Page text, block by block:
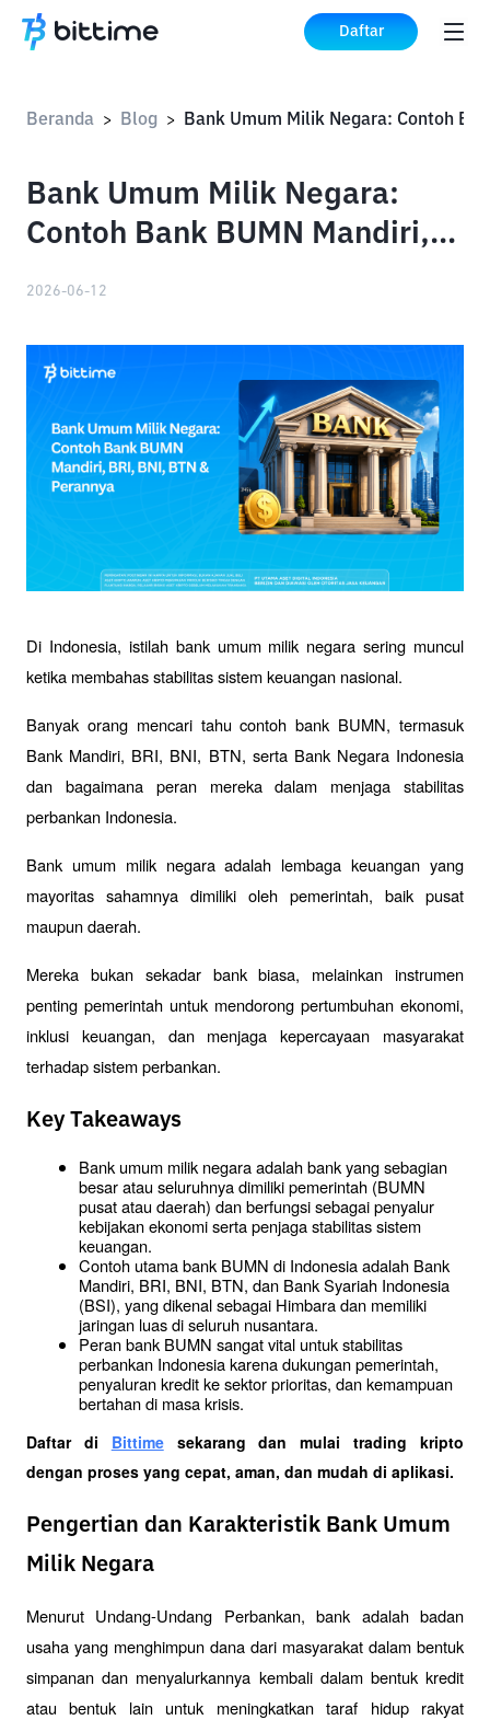
Daftar
Beranda > Blog >
Bank Umum Milik Negara:
Contoh Bank BUMN Mandiri,
2026-06-12
Di Indonesia, istilah bank umum milik negara sering muncul
ketika membahas stabilitas sistem keuangan nasional.
Banyak orang mencari tahu contoh bank BUMN, termasuk
Bank Mandiri, BRI, BNI, BTN, serta Bank Negara Indonesia
dan bagaimana peran mereka dalam menjaga stabilitas
perbankan Indonesia.
Bank umum milik negara adalah lembaga keuangan yang
mayoritas sahamnya dimiliki oleh pemerintah, baik pusat
maupun daerah.
Mereka bukan sekadar bank biasa, melainkan instrumen
penting pemerintah untuk mendorong pertumbuhan ekonomi,
inklusi keuangan, dan menjaga kepercayaan masyarakat
terhadap sistem perbankan.
Key Takeaways
Bank umum milik negara adalah bank yang sebagian
besar atau seluruhnya dimiliki pemerintah (BUMN
pusat atau daerah) dan berfungsi sebagai penyalur
kebijakan ekonomi serta penjaga stabilitas sistem
keuangan.
Contoh utama bank BUMN di Indonesia adalah Bank
Mandiri, BRI, BNI, BTN, dan Bank Syariah Indonesia
(BSI), yang dikenal sebagai Himbara dan memiliki
jaringan luas di seluruh nusantara.
Peran bank BUMN sangat vital untuk stabilitas
perbankan Indonesia karena dukungan pemerintah,
penyaluran kredit ke sektor prioritas, dan kemampuan
bertahan di masa krisis.
Daftar di Bittime sekarang dan mulai trading kripto
dengan proses yang cepat, aman, dan mudah di aplikasi.
Pengertian dan Karakteristik Bank Umum
Milik Negara
Menurut Undang-Undang Perbankan, bank adalah badan
usaha yang menghimpun dana dari masyarakat dalam bentuk
simpanan dan menyalurkannya kembali dalam bentuk kredit
atau bentuk lain untuk meningkatkan taraf hidup rakyat